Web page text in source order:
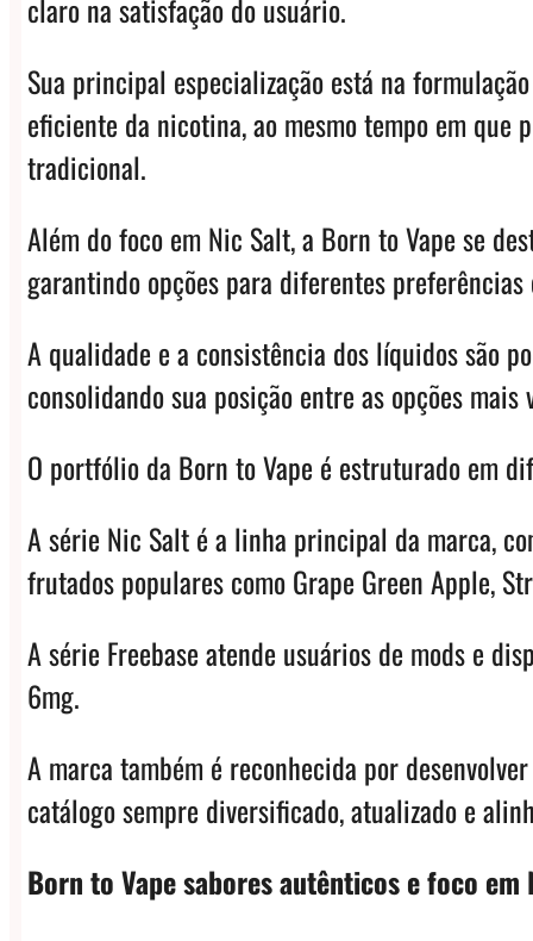
claro na satisfação do usuário.
Sua principal especialização está na
eficiente da nicotina, ao mesmo tempo em que
tradicional.
Além do foco em Nic Salt, a Born to Vape se
garantindo opções para diferentes
A qualidade e a consistência dos líquidos são
consolidando sua posição entre as opções mais
O portfólio da Born to Vape é estruturado em
A série Nic Salt é a linha principal da marca,
frutados populares como Grape Green Apple,
A série Freebase atende usuários de mods e
6mg.
A marca também é reconhecida por
catálogo sempre diversificado, atualizado e
Born to Vape sabores autênticos e foco em